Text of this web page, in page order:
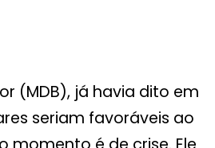
(MDB), já havia dito em
seriam favoráveis ao